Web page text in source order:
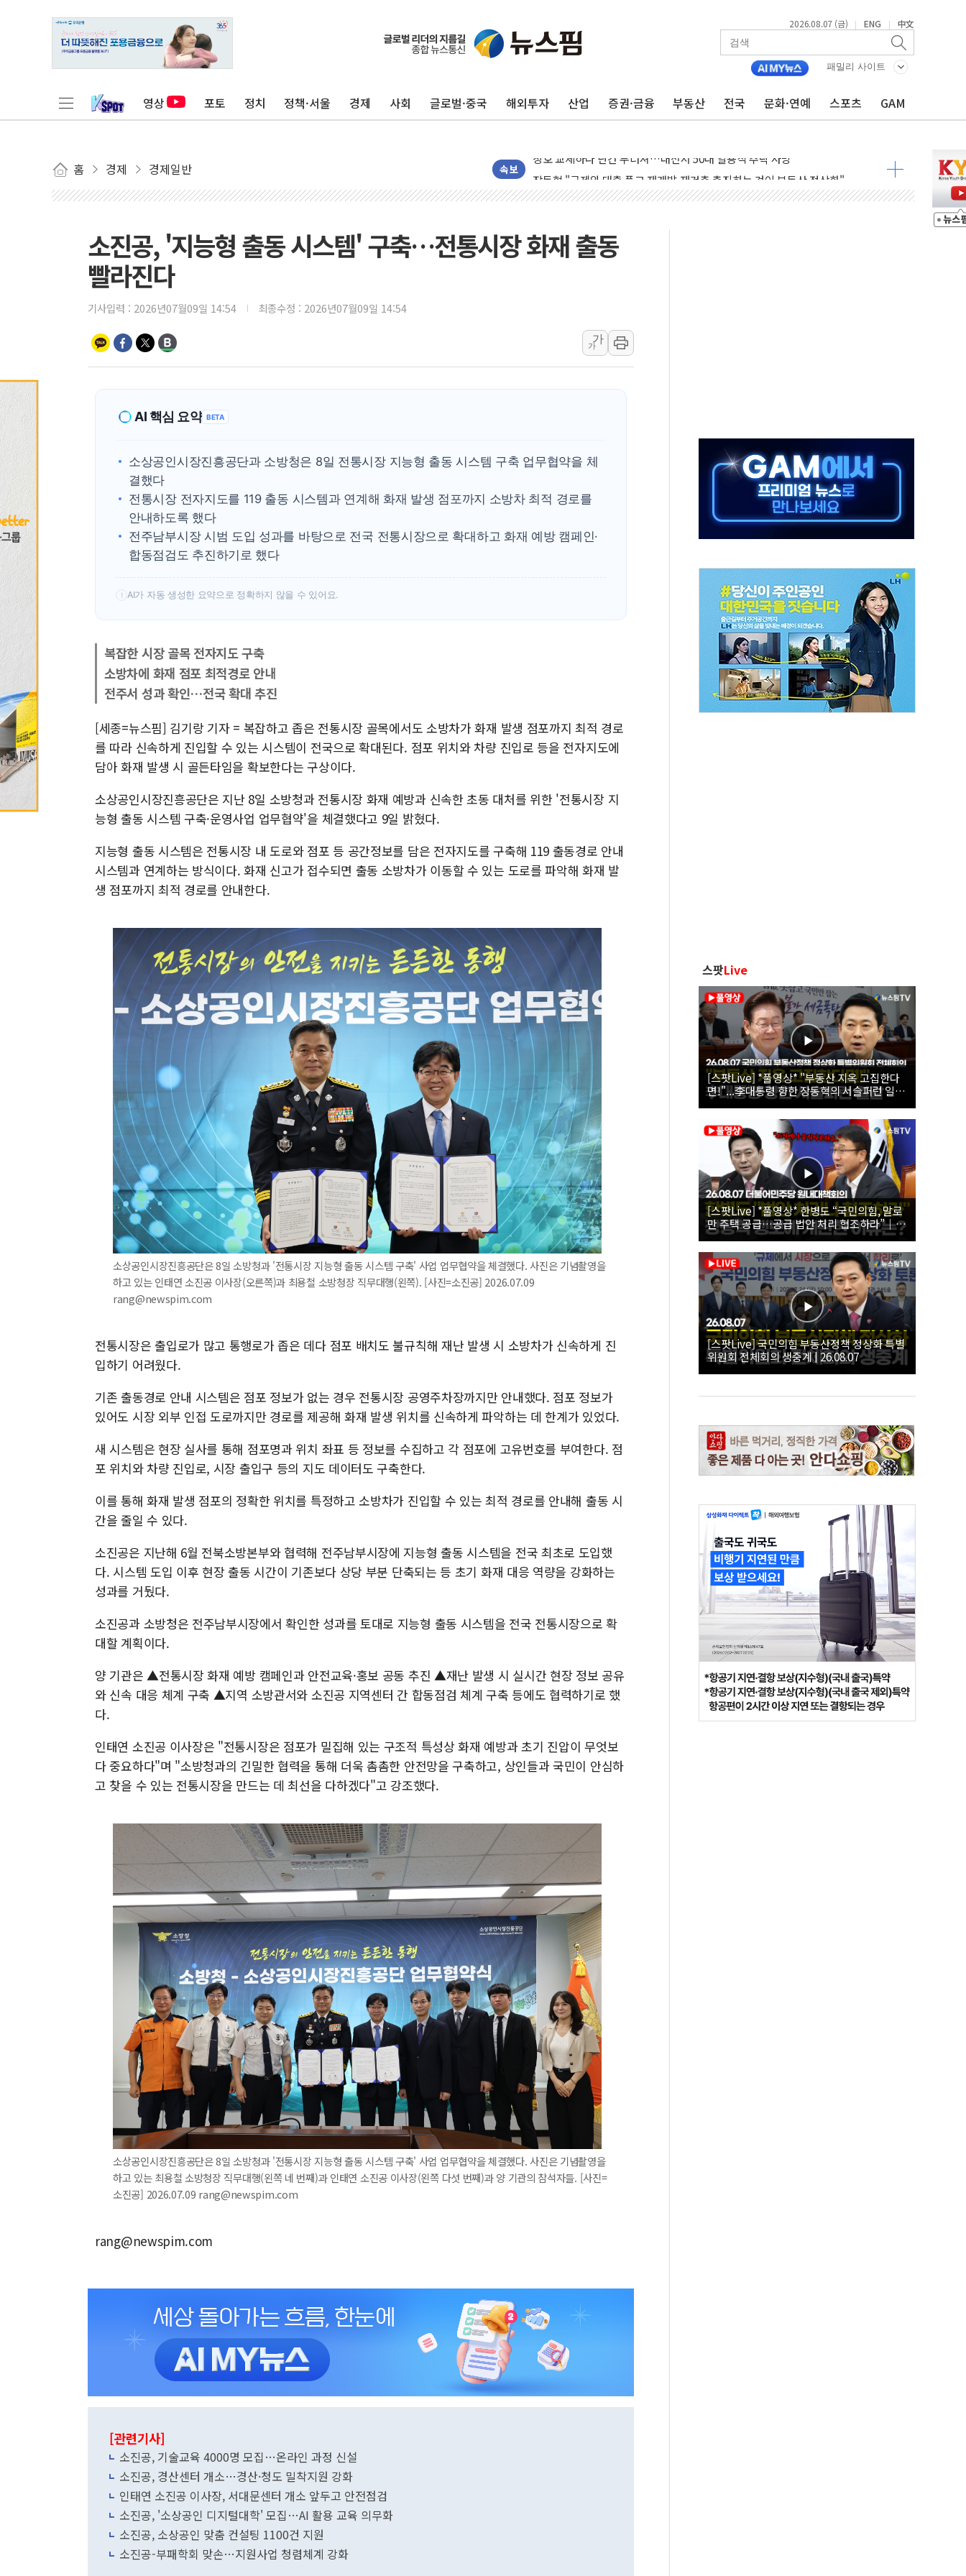
2026.08.07 (금) | ENG | 中文
패밀리 사이트
영상 포토 정치 정책·서울 경제 사회 글로벌·중국 해외투자 산업 증권·금융 부동산 전국 문화·연예 스포츠 GAM
홈 경제 경제일반 속보
종합특검, '尹 관저 이전 감사 무마' 유병호 구속 기소
코스피·코스닥 오전 동반 하락…내린 종목이 두 배 넘어
"최대 2시간 앞서 침수 예측"…건설연, AI 위험기상 기술 개발
유니슨 "국내생산세액공제·인증제도 개선 수혜 기대"
장동혁 "규제와 대출 풀고 재개발·재건축 촉진하는 것이 부동산 정상화"
[속보] 종합특검, '尹 관저 이전 감사 무마' 유병호 감사위원 구속 기소
日, 4~6월 105조원 환시 개입...4월 말 '56조원' 사상 최대
오렌지플래닛 창업재단, 스타트업 지원 프로그램 성료
부동산정책 정상화 특별위원회 전체회의서 발언하는 장동혁 대표
경찰, '강북구 오피스텔 살인' 50대 남성 구속 송치
구리값 사상 최고치…'닥터 코퍼'가 말하는 경기 신호가 달라졌다
소진공, '지능형 출동 시스템' 구축…전통시장 화재 출동
빨라진다
기사입력 : 2026년07월09일 14:54 최종수정 : 2026년07월09일 14:54
가
가
AI 핵심 요약 BETA
소상공인시장진흥공단과 소방청은 8일 전통시장 지능형 출동 시스템 구축 업무협약을 체
결했다
전통시장 전자지도를 119 출동 시스템과 연계해 화재 발생 점포까지 소방차 최적 경로를
안내하도록 했다
전주남부시장 시범 도입 성과를 바탕으로 전국 전통시장으로 확대하고 화재 예방 캠페인·
합동점검도 추진하기로 했다
! AI가 자동 생성한 요약으로 정확하지 않을 수 있어요.
복잡한 시장 골목 전자지도 구축
소방차에 화재 점포 최적경로 안내
전주서 성과 확인…전국 확대 추진
[세종=뉴스핌] 김기랑 기자 = 복잡하고 좁은 전통시장 골목에서도 소방차가 화재 발생 점포까지 최적 경로
를 따라 신속하게 진입할 수 있는 시스템이 전국으로 확대된다. 점포 위치와 차량 진입로 등을 전자지도에
담아 화재 발생 시 골든타임을 확보한다는 구상이다.
소상공인시장진흥공단은 지난 8일 소방청과 전통시장 화재 예방과 신속한 초동 대처를 위한 '전통시장 지
능형 출동 시스템 구축·운영사업 업무협약'을 체결했다고 9일 밝혔다.
지능형 출동 시스템은 전통시장 내 도로와 점포 등 공간정보를 담은 전자지도를 구축해 119 출동경로 안내
시스템과 연계하는 방식이다. 화재 신고가 접수되면 출동 소방차가 이동할 수 있는 도로를 파악해 화재 발
생 점포까지 최적 경로를 안내한다.
소상공인시장진흥공단은 8일 소방청과 '전통시장 지능형 출동 시스템 구축' 사업 업무협약을 체결했다. 사진은 기념촬영을
하고 있는 인태연 소진공 이사장(오른쪽)과 최용철 소방청장 직무대행(왼쪽). [사진=소진공] 2026.07.09
rang@newspim.com
전통시장은 출입로가 많고 통행로가 좁은 데다 점포 배치도 불규칙해 재난 발생 시 소방차가 신속하게 진
입하기 어려웠다.
기존 출동경로 안내 시스템은 점포 정보가 없는 경우 전통시장 공영주차장까지만 안내했다. 점포 정보가
있어도 시장 외부 인접 도로까지만 경로를 제공해 화재 발생 위치를 신속하게 파악하는 데 한계가 있었다.
새 시스템은 현장 실사를 통해 점포명과 위치 좌표 등 정보를 수집하고 각 점포에 고유번호를 부여한다. 점
포 위치와 차량 진입로, 시장 출입구 등의 지도 데이터도 구축한다.
이를 통해 화재 발생 점포의 정확한 위치를 특정하고 소방차가 진입할 수 있는 최적 경로를 안내해 출동 시
간을 줄일 수 있다.
소진공은 지난해 6월 전북소방본부와 협력해 전주남부시장에 지능형 출동 시스템을 전국 최초로 도입했
다. 시스템 도입 이후 현장 출동 시간이 기존보다 상당 부분 단축되는 등 초기 화재 대응 역량을 강화하는
성과를 거뒀다.
소진공과 소방청은 전주남부시장에서 확인한 성과를 토대로 지능형 출동 시스템을 전국 전통시장으로 확
대할 계획이다.
양 기관은 ▲전통시장 화재 예방 캠페인과 안전교육·홍보 공동 추진 ▲재난 발생 시 실시간 현장 정보 공유
와 신속 대응 체계 구축 ▲지역 소방관서와 소진공 지역센터 간 합동점검 체계 구축 등에도 협력하기로 했
다.
인태연 소진공 이사장은 "전통시장은 점포가 밀집해 있는 구조적 특성상 화재 예방과 초기 진압이 무엇보
다 중요하다"며 "소방청과의 긴밀한 협력을 통해 더욱 촘촘한 안전망을 구축하고, 상인들과 국민이 안심하
고 찾을 수 있는 전통시장을 만드는 데 최선을 다하겠다"고 강조했다.
소상공인시장진흥공단은 8일 소방청과 '전통시장 지능형 출동 시스템 구축' 사업 업무협약을 체결했다. 사진은 기념촬영을
하고 있는 최용철 소방청장 직무대행(왼쪽 네 번째)과 인태연 소진공 이사장(왼쪽 다섯 번째)과 양 기관의 참석자들. [사진=
소진공] 2026.07.09 rang@newspim.com
rang@newspim.com
[관련기사]
소진공, 기술교육 4000명 모집…온라인 과정 신설
소진공, 경산센터 개소…경산·청도 밀착지원 강화
인태연 소진공 이사장, 서대문센터 개소 앞두고 안전점검
소진공, '소상공인 디지털대학' 모집…AI 활용 교육 의무화
소진공, 소상공인 맞춤 컨설팅 1100건 지원
소진공-부패학회 맞손…지원사업 청렴체계 강화
스팟Live
[스팟Live] *풀영상* "부동산 지옥 고집한다
면!"...李대통령 향한 장동혁의 서슬퍼런 일갈
| 26.08.07 국민의힘 부동산정책 정상화 특별
위원회 전체회의
[스팟Live] *풀영상* 한병도 “국민의힘, 말로
만 주택 공급…공급 법안 처리 협조하라”｜
26.08.07 더불어민주당 원내대책회의
[스팟Live] 국민의힘 부동산정책 정상화 특별
위원회 전체회의 생중계 | 26.08.07